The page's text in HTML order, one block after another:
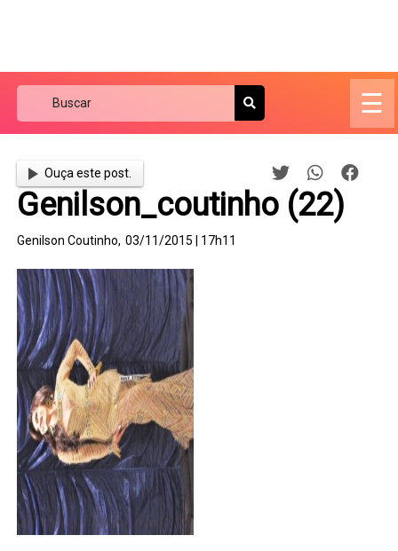
☰
Ouça este post.
Genilson_coutinho (22)
Genilson Coutinho, 03/11/2015 | 17h11